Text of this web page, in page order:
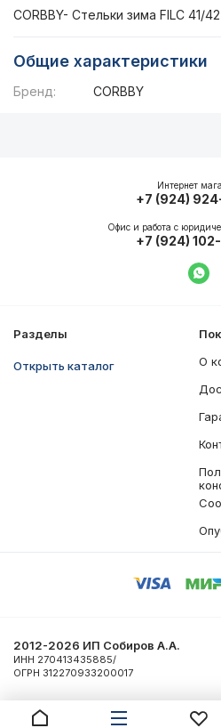
CORBBY- Стельки зима FILC 41/
Общие характеристики
Бренд: CORBBY
Разделы
Открыть каталог
О
Интернет
+7 (924)
Офис и работа с
+7 (924)
2012-2026 ИП Собиров А.А.
ИНН 270413435885/
ОГРН 312270933200017